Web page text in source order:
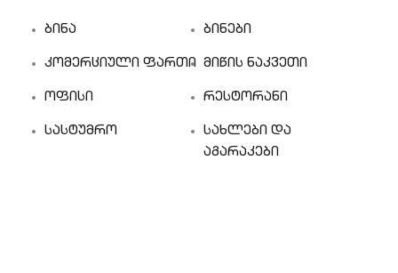
ბინა ბინები
კომერციული ფართი მიწის ნაკვეთი
ოფისი რესტორანი
სასტუმრო
სახლები და
აგარაკები